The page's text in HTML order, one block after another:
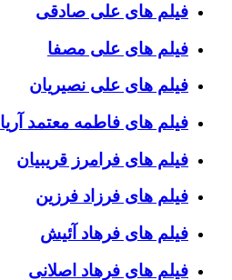
فیلم های علی صادقی
فیلم های علی مصفا
فیلم های علی نصیریان
فیلم های فاطمه معتمد آریا
فیلم های فرامرز قریبیان
فیلم های فرزاد فرزین
فیلم های فرهاد آئیش
فیلم های فرهاد اصلانی